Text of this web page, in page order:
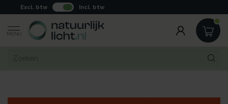
Excl. btw Incl. btw
MENU